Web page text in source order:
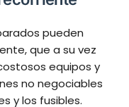
pueden
que a su vez
equipos y
no negociables
y los fusibles.